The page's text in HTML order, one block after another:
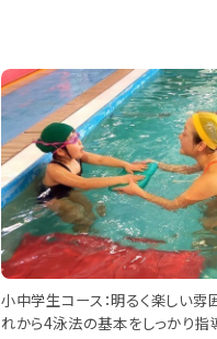
小中学生コース：明るく楽しい雰
れから4泳法の基本をしっかり指